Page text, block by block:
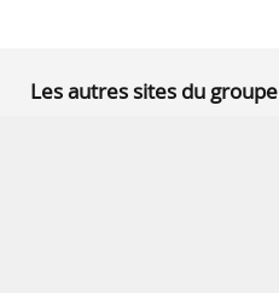
Les autres sites du groupe